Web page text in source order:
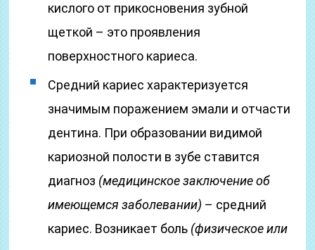
кислого от прикосновения зубной
щеткой – это проявления
поверхностного кариеса.
Средний кариес характеризуется
значимым поражением эмали и отчасти
дентина. При образовании видимой
кариозной полости в зубе ставится
диагноз (медицинское заключение об
имеющемся заболевании) – средний
кариес. Возникает боль (физическое или